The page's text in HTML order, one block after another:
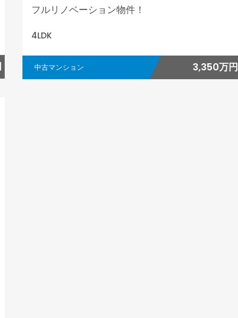
フルリノベーション物件！
4LDK
中古マンション 3,350万円